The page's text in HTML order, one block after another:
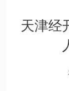
天津经